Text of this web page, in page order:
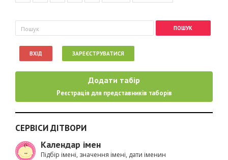
Пошукова форма
Пошук
ВХІД ЗАРЕЄСТРУВАТИСЯ
Додати табір
Реєстрація для представників таборів
СЕРВІСИ ДІТВОРИ
Календар імен
Підбір імені, значення імені, дати іменин